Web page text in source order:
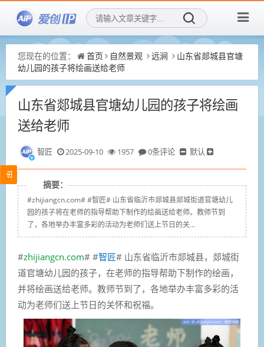
您现在的位置： 首页 自然景观 远涧
山东省郯城县官塘
幼儿园的孩子将绘画送给老师
山东省郯城县官塘幼儿园的孩子将绘画
送给老师
智匠 2025-09-10 1957 0条评论 默认
摘要：
#zhijiangcn.com# #智匠# 山东省临沂市郯城县郯城街道官塘幼儿
园的孩子将在老师的指导帮助下制作的绘画送给老师。教师节到
了，各地举办丰富多彩的活动为老师们送上节日的关...
#zhijiangcn.com# #智匠# 山东省临沂市郯城县，郯城街
道官塘幼儿园的孩子，在老师的指导帮助下制作的绘画，
并将绘画送给老师。教师节到了，各地举办丰富多彩的活
动为老师们送上节日的关怀和祝福。